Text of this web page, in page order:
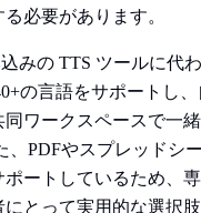
必要があります。
込みの TTS ツールに代
の言語をサポートし
ワークスペースで一
、PDFやスプレッドシ
ートしているため、専
とって実用的な選択